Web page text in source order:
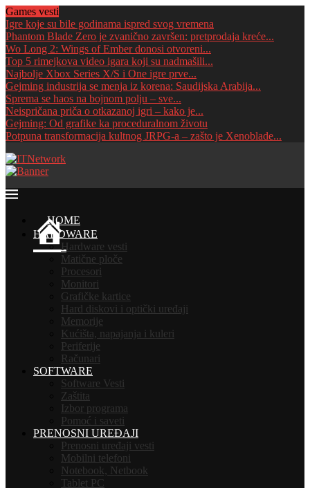
Games vesti
Igre koje su bile godinama ispred svog vremena
Phantom Blade Zero je zvanično završen: pretprodaja kreće...
Wo Long 2: Wings of Ember donosi otvoreni...
Top 5 rimejkova video igara koji su nadmašili...
Najbolje Xbox Series X/S i One igre prve...
Gejming industrija se menja iz korena: Saudijska Arabija...
Sprema se haos na bojnom polju – sve...
Neispričana priča o otkazanoj igri – kako je...
Gejming: Od grafike ka proceduralnom životu
Potpuna transformacija kultnog JRPG-a – zašto je Xenoblade...
HOME
HARDWARE
Hardware vesti
Matične ploče
Procesori
Monitori
Grafičke kartice
Hard diskovi i optički uređaji
Memorije
Kućišta, napajanja i kuleri
Periferije
Računari
SOFTWARE
Software Vesti
Zaštita
Izbor programa
Pomoć i saveti
PRENOSNI UREĐAJI
Prenosni uređaji vesti
Mobilni telefoni
Notebook, Netbook
Tablet PC